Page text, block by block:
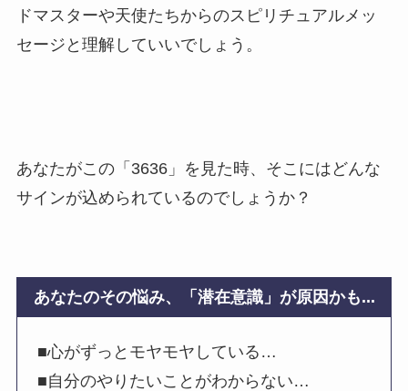
ドマスターや天使たちからのスピリチュアルメッ
セージと理解していいでしょう。
あなたがこの「3636」を見た時、そこにはどんな
サインが込められているのでしょうか？
あなたのその悩み、「潜在意識」が原因かも...
■心がずっとモヤモヤしている…
■自分のやりたいことがわからない…